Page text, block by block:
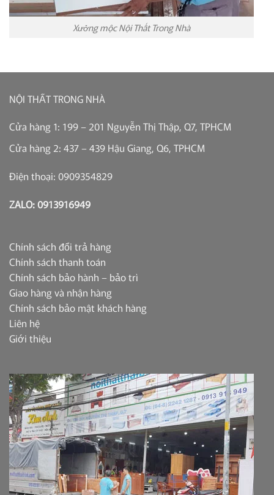
Xưởng mộc Nội Thất Trong Nhà
NỘI THẤT TRONG NHÀ
Cửa hàng 1: 199 – 201 Nguyễn Thị Thập, Q7, TPHCM
Cửa hàng 2: 437 – 439 Hậu Giang, Q6, TPHCM
Điện thoại: 0909354829
ZALO: 0913916949
Chính sách đổi trả hàng
Chính sách thanh toán
Chính sách bảo hành – bảo trì
Giao hàng và nhận hàng
Chính sách bảo mật khách hàng
Liên hệ
Giới thiệu